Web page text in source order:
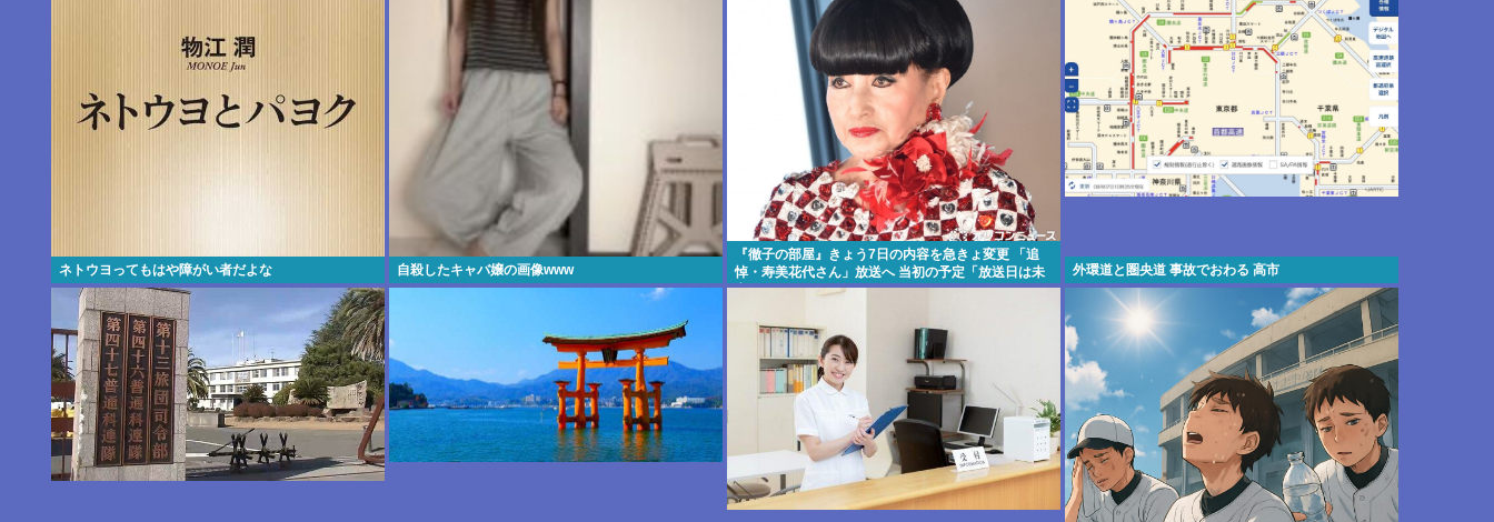
ネトウヨってもはや障がい者だよな 自殺したキャバ嬢の画像www
『徹子の部屋』きょう7日の内容を急きょ変更 「追
悼・寿美花代さん」放送へ 当初の予定「放送日は未
定です」
外環道と圏央道 事故でおわる 高市